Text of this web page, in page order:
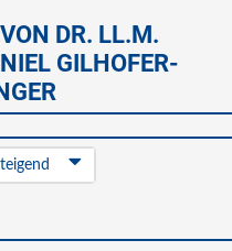
DR. LL.M.
GILHOFER-